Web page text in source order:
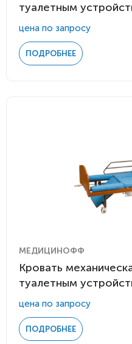
туалетным
цена по запросу
ПОДРОБНЕЕ
МЕДИЦИНОФФ
Кровать
туалетным
цена по запросу
ПОДРОБНЕЕ